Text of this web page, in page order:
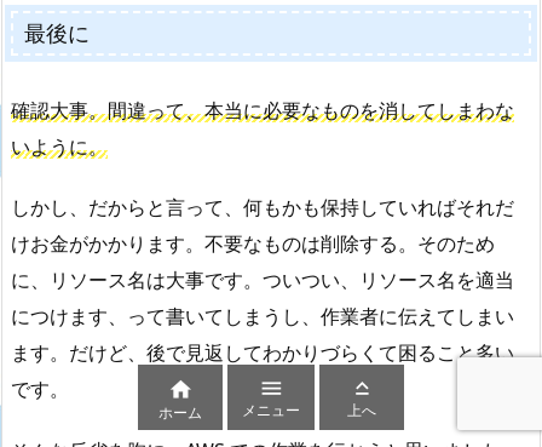
最後に
確認大事。間違って、本当に必要なものを消してしまわな
いように。
しかし、だからと言って、何もかも保持していればそれだ
けお金がかかります。不要なものは削除する。そのため
に、リソース名は大事です。ついつい、リソース名を適当
につけます、って書いてしまうし、作業者に伝えてしまい
ます。だけど、後で見返してわかりづらくて困ること多い
です。

ホーム

メニュー

上へ